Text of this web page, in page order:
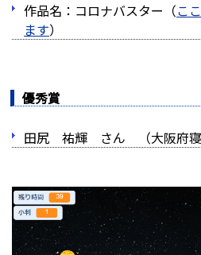
作品名：コロナバスター（こ
ます）
優秀賞
田尻 祐輝 さん （大阪府寝